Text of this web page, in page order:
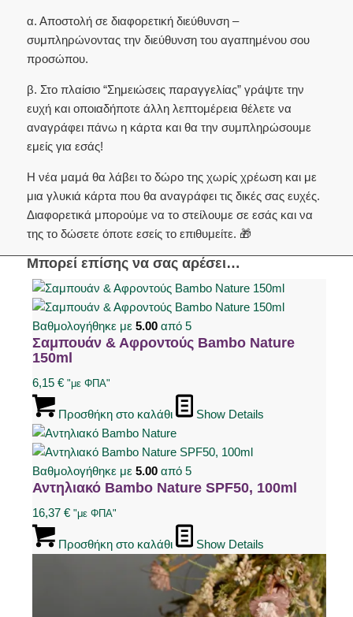
α. Αποστολή σε διαφορετική διεύθυνση –
συμπληρώνοντας την διεύθυνση του αγαπημένου σου
προσώπου.
β. Στο πλαίσιο “Σημειώσεις παραγγελίας” γράψτε την
ευχή και οποιαδήποτε άλλη λεπτομέρεια θέλετε να
αναγράφει πάνω η κάρτα και θα την συμπληρώσουμε
εμείς για εσάς!
Η νέα μαμά θα λάβει το δώρο της χωρίς χρέωση και με
μια γλυκιά κάρτα που θα αναγράφει τις δικές σας ευχές.
Διαφορετικά μπορούμε να το στείλουμε σε εσάς και να
της το δώσετε όποτε εσείς το επιθυμείτε. 🎁
Μπορεί επίσης να σας αρέσει…
Βαθμολογήθηκε με 5.00από 5
Σαμπουάν & Αφροντούς Bambo Nature
150ml
6,15 € "με ΦΠΑ"
Προσθήκη στο καλάθι Show Details
Βαθμολογήθηκε με 5.00από 5
Αντηλιακό Bambo Nature SPF50, 100ml
16,37 € "με ΦΠΑ"
Προσθήκη στο καλάθι Show Details